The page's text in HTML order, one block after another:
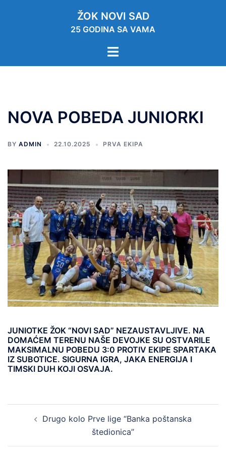
ŽOK NOVI SAD
25 GODINA SA VAMA
NOVA POBEDA JUNIORKI
BY ADMIN 22.10.2025 PRVA EKIPA
JUNIOTKE ŽOK “NOVI SAD” NEZAUSTAVLJIVE. NA
DOMAĆEM TERENU NAŠE DEVOJKE SU OSTVARILE
MAKSIMALNU POBEDU 3:0 PROTIV EKIPE SPARTAKA
IZ SUBOTICE. SIGURNA IGRA, JAKA ENERGIJA I
TIMSKI DUH KOJI OSVAJA.
Drugo kolo Prve lige “Banka poštanska
štedionica”